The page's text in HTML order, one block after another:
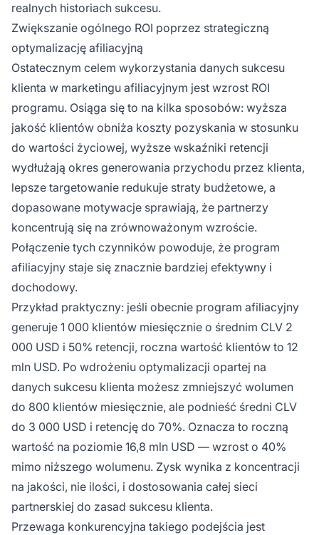
realnych historiach sukcesu.
Zwiększanie ogólnego ROI poprzez strategiczną
optymalizację afiliacyjną
Ostatecznym celem wykorzystania danych sukcesu
klienta w marketingu afiliacyjnym jest wzrost ROI
programu. Osiąga się to na kilka sposobów: wyższa
jakość klientów obniża koszty pozyskania w stosunku
do wartości życiowej, wyższe wskaźniki retencji
wydłużają okres generowania przychodu przez klienta,
lepsze targetowanie redukuje straty budżetowe, a
dopasowane motywacje sprawiają, że partnerzy
koncentrują się na zrównoważonym wzroście.
Połączenie tych czynników powoduje, że program
afiliacyjny staje się znacznie bardziej efektywny i
dochodowy.
Przykład praktyczny: jeśli obecnie program afiliacyjny
generuje 1 000 klientów miesięcznie o średnim CLV 2
000 USD i 50% retencji, roczna wartość klientów to 12
mln USD. Po wdrożeniu optymalizacji opartej na
danych sukcesu klienta możesz zmniejszyć wolumen
do 800 klientów miesięcznie, ale podnieść średni CLV
do 3 000 USD i retencję do 70%. Oznacza to roczną
wartość na poziomie 16,8 mln USD — wzrost o 40%
mimo niższego wolumenu. Zysk wynika z koncentracji
na jakości, nie ilości, i dostosowania całej sieci
partnerskiej do zasad sukcesu klienta.
Przewaga konkurencyjna takiego podejścia jest